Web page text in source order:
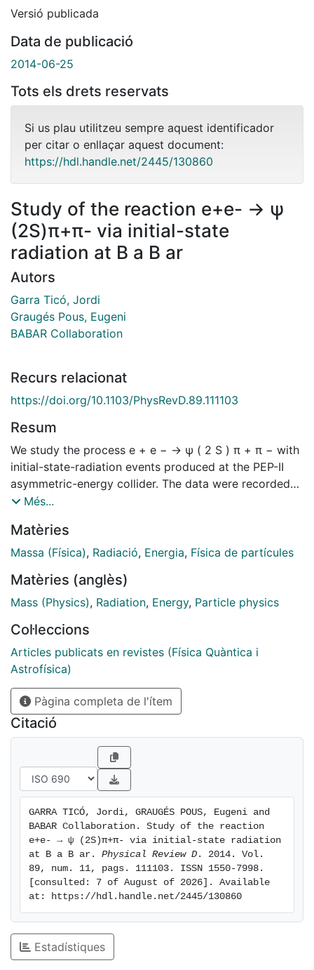
Versió publicada
Data de publicació
2014-06-25
Tots els drets reservats
Si us plau utilitzeu sempre aquest identificador
per citar o enllaçar aquest document:
https://hdl.handle.net/2445/130860
Study of the reaction e+e- → ψ
(2S)π+π- via initial-state
radiation at B a B ar
Autors
Garra Ticó, Jordi
Graugés Pous, Eugeni
BABAR Collaboration
Recurs relacionat
https://doi.org/10.1103/PhysRevD.89.111103
Resum
We study the process e + e − → ψ ( 2 S ) π + π − with
initial-state-radiation events produced at the PEP-II
asymmetric-energy collider. The data were recorded
with the BABAR detector at center-of-mass energies at
correspond to an integrated luminosity of 520 fb − 1
. We investigate the ψ ( 2 S ) π + π − mass distribution
center-of-mass energy dependence of the associated
e + e − → ψ ( 2 S ) π + π − cross section. The mass
structures. A fit to the ψ ( 2 S ) π + π − mass
distribution corresponding to the decay mode ψ ( 2 S
) → J / ψ π + π − yields a mass value of 4340 ± 16 (
stat ) ± 9 ( syst ) MeV / c 2 and a width of 94 ±
32 ( stat ) ± 13 ( syst ) MeV for the first
resonance, and for the second a mass value of 4669 ±
21 ( stat ) ± 3 ( syst ) MeV / c 2 and a width of
104 ± 48 ( stat ) ± 10 ( syst ) MeV . In addition,
we show the π + π − mass distributions for these
resonant regions.
Més...
Matèries
Massa (Física), Radiació, Energia, Física de partícules
Matèries (anglès)
Mass (Physics), Radiation, Energy, Particle physics
Col·leccions
Articles publicats en revistes (Física Quàntica i
Astrofísica)
Pàgina completa de l'ítem
Citació
GARRA TICÓ, Jordi, GRAUGÉS POUS, Eugeni and
BABAR Collaboration. Study of the reaction
e+e- → ψ (2S)π+π- via initial-state radiation
at B a B ar. Physical Review D . 2014. Vol.
89, num. 11, pags. 111103. ISSN 1550-7998.
[consulted: 7 of August of 2026]. Available
at: https://hdl.handle.net/2445/130860
Estadístiques